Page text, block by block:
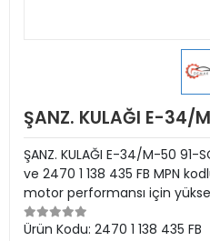
ŞANZ. KULAĞI E-34/
ŞANZ. KULAĞI E-34/M-50 91-
ve 2470 1 138 435 FB MPN
motor performansı için
Ürün Kodu: 2470 1 138 435 FB